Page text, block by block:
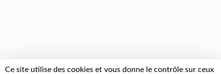
Ce site utilise des cookies et vous donne le contrôle sur ceux